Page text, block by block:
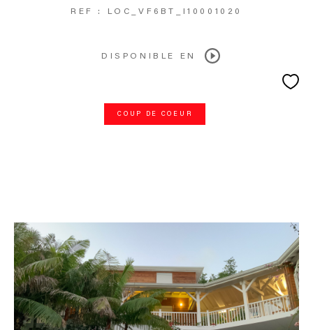
REF : LOC_VF6BT_I10001020
DISPONIBLE EN
COUP DE COEUR